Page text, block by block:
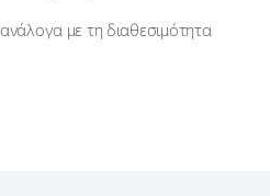
*κατόπιν αιτήματος
με τη διαθεσιμότητα